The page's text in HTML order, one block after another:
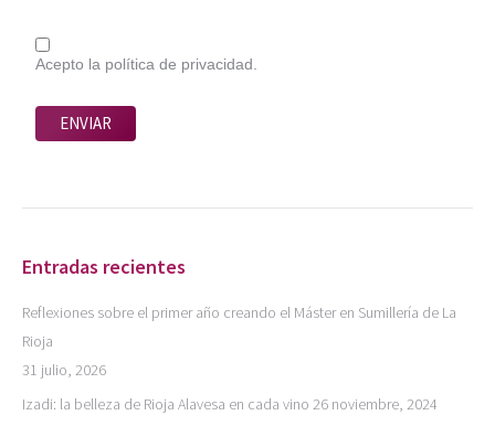
Acepto la política de privacidad.
Entradas recientes
Reflexiones sobre el primer año creando el Máster en Sumillería de La
Rioja
31 julio, 2026
Izadi: la belleza de Rioja Alavesa en cada vino 26 noviembre, 2024